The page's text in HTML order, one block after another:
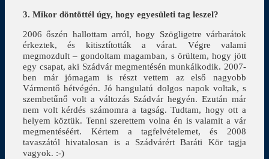
3. Mikor döntöttél úgy, hogy egyesületi tag leszel?
2006 őszén hallottam arról, hogy Szögligetre várbarátok
érkeztek, és kitisztították a várat. Végre valami
megmozdult – gondoltam magamban, s örültem, hogy jött
egy csapat, aki Szádvár megmentésén munkálkodik. 2007-
ben már jómagam is részt vettem az első nagyobb
Vármentő hétvégén. Jó hangulatú dolgos napok voltak, s
szembetűnő volt a változás Szádvár hegyén. Ezután már
nem volt kérdés számomra a tagság. Tudtam, hogy ott a
helyem köztük. Tenni szerettem volna én is valamit a vár
megmentéséért. Kértem a tagfelvételemet, és 2008
tavaszától hivatalosan is a Szádvárért Baráti Kör tagja
vagyok. :-)